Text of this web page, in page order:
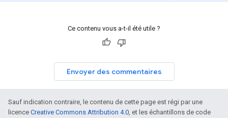
Ce contenu vous a-t-il été utile ?
Envoyer des commentaires
Sauf indication contraire, le contenu de cette page est régi par une
licence Creative Commons Attribution 4.0, et les échantillons de code